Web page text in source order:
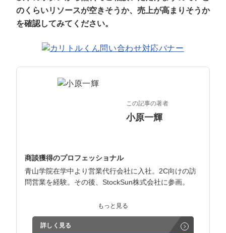
カスタマーサクセスマネージャー
常勤監査役
内部監査室長
のくらいリソースが空きそうか、売上が高まりそうか
を確認してみてください。
この記事の著者
小原一輝
商談獲得のプロフェッショナル
青山学院在学中より営業代行会社に入社。2C向けの訪
問営業を経験。その後、StockSun株式会社に参画。
インサイドセールス立ち上げ、テレアポ部隊立ち上げな
ど営業支援を担当。
もっと見る
詳しく見る